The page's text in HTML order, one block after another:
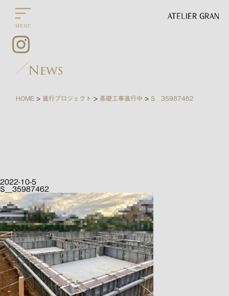
HOME >進行プロジェクト >基礎工事進行中 > S__35987462
2022-10-5
S__35987462